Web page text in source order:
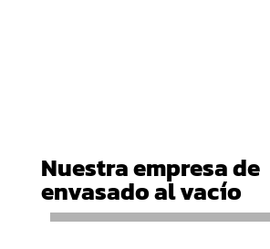
Nuestra empresa de
envasado al vacío